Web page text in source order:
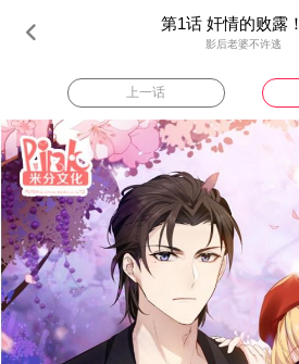
 第1话 奸情的败露！
影后老婆不许逃
上一话